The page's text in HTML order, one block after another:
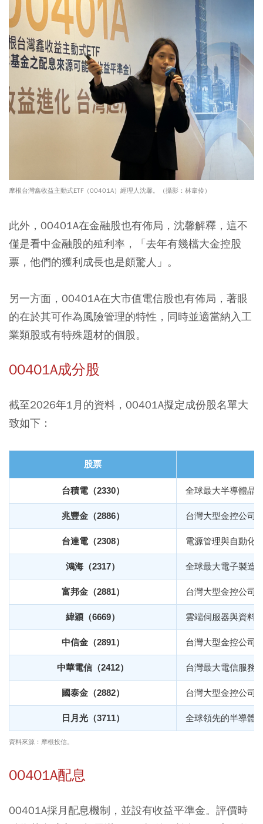
摩根台灣鑫收益主動式ETF（00401A）經理人沈馨。（攝影：林韋伶）
此外，00401A在金融股也有佈局，沈馨解釋，這不
僅是看中金融股的殖利率，「去年有幾檔大金控股
票，他們的獲利成長也是頗驚人」。
另一方面，00401A在大市值電信股也有佈局，著眼
的在於其可作為風險管理的特性，同時並適當納入工
業類股或有特殊題材的個股。
00401A成分股
截至2026年1月的資料，00401A擬定成份股名單大
致如下：
股票
台積電（2330） 全球最大半導體晶
兆豐金（2886） 台灣大型金控公司
台達電（2308） 電源管理與自動化
鴻海（2317） 全球最大電子製造
富邦金（2881） 台灣大型金控公司
緯穎（6669） 雲端伺服器與資料
中信金（2891） 台灣大型金控公司
中華電信（2412） 台灣最大電信服務
國泰金（2882） 台灣大型金控公司
日月光（3711） 全球領先的半導體
資料來源：摩根投信。
00401A配息
00401A採月配息機制，並設有收益平準金。評價時